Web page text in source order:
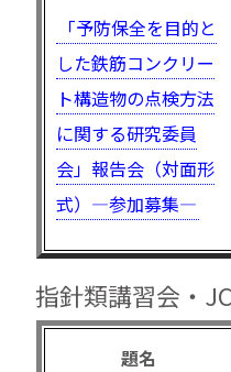
「予防保全を目的と
した鉄筋コンクリー
ト構造物の点検方法
に関する研究委員
会」報告会（対面形
式）—参加募集—
指針類講習会・
題名